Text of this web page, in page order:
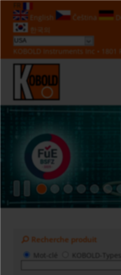
English
Čeština
한국의
KOBOLD Instruments Inc • 1801
Recherche produit
Mot-clé KOBOLD-Types